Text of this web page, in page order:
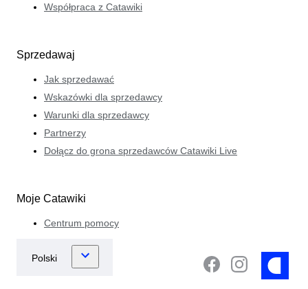
Współpraca z Catawiki
Sprzedawaj
Jak sprzedawać
Wskazówki dla sprzedawcy
Warunki dla sprzedawcy
Partnerzy
Dołącz do grona sprzedawców Catawiki Live
Moje Catawiki
Centrum pomocy